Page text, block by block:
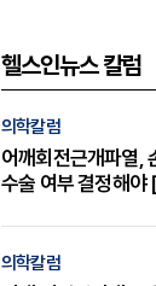
헬스인뉴스 칼럼
의학칼럼
어깨회전근개파열,
수술 여부 결정해야
의학칼럼